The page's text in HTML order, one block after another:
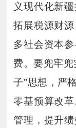
义现代化新
拓展税源财
多社会资本
费。要兜牢兜
子”思想，严
零基预算改
管理，提升